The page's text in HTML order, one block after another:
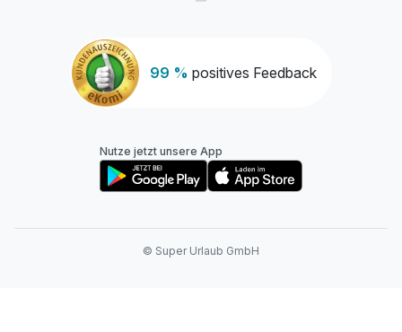
99 % positives Feedback
Nutze jetzt unsere App
© Super Urlaub GmbH